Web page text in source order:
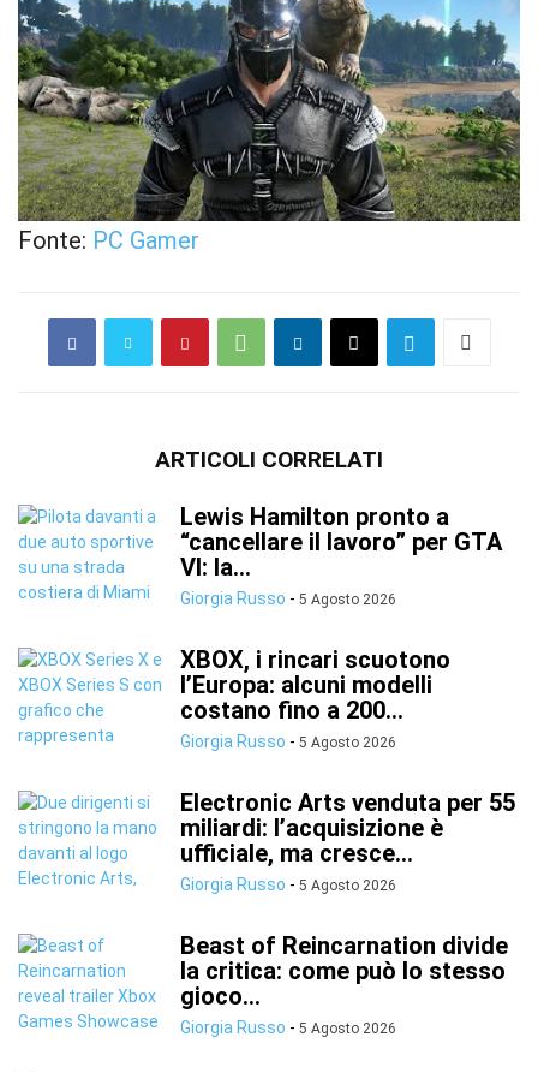
Fonte: PC Gamer
ARTICOLI CORRELATI
Lewis Hamilton pronto a
“cancellare il lavoro” per GTA
VI: la...
Giorgia Russo - 5 Agosto 2026
XBOX, i rincari scuotono
l’Europa: alcuni modelli
costano fino a 200...
Giorgia Russo - 5 Agosto 2026
Electronic Arts venduta per 55
miliardi: l’acquisizione è
ufficiale, ma cresce...
Giorgia Russo - 5 Agosto 2026
Beast of Reincarnation divide
la critica: come può lo stesso
gioco...
Giorgia Russo - 5 Agosto 2026